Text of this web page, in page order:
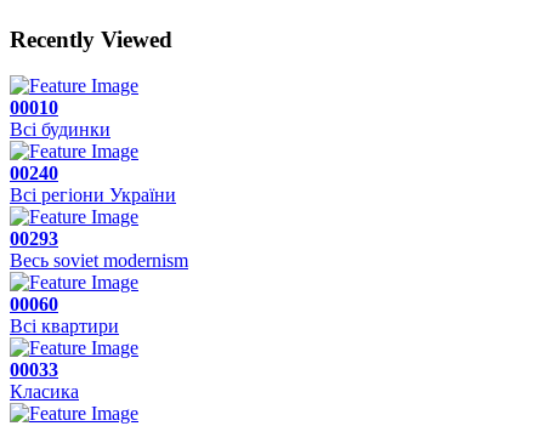
Recently Viewed
00010
Всі будинки
00240
Всі регіони України
00293
Весь soviet modernism
00060
Всі квартири
00033
Класика